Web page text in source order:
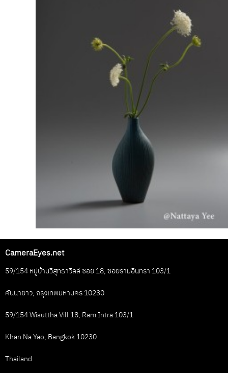
CameraEyes.net
59/154 หมู่บ้านวิสุทธาวิลล์ ซอย 18, ซอยรามอินทรา 103/1
คันนายาว, กรุงเทพมหานคร 10230
59/154 Wisuttha Vill 18, Ram Intra 103/1
Khan Na Yao, Bangkok 10230
Thailand